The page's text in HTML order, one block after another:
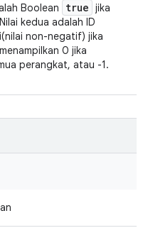
Boolean true jika
kedua adalah ID
non-negatif) jika
0 jika
perangkat, atau -1.